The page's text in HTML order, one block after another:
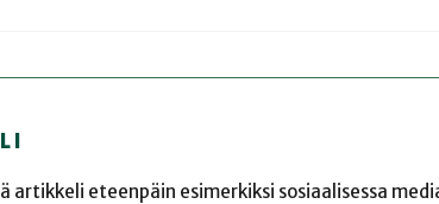
eteenpäin esimerkiksi sosiaalisessa